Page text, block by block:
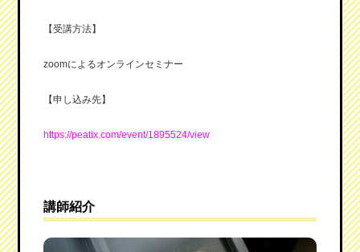
【受講方法】
zoomによるオンラインセミナー
【申し込み先】
https://peatix.com/event/1895524/view
講師紹介